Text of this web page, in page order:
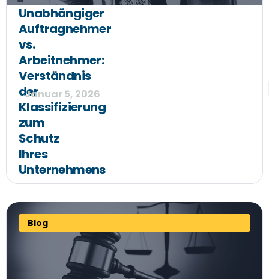
Unabhängiger
Auftragnehmer
vs.
Arbeitnehmer:
Verständnis
der
Klassifizierung
zum
Schutz
Ihres
Unternehmens
Januar 5, 2026
Blog